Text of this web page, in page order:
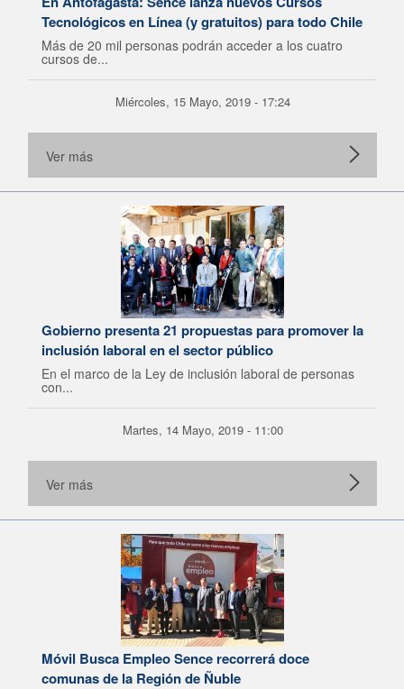
Tecnológicos en Línea (y gratuitos) para todo Chile
Más de 20 mil personas podrán acceder a los cuatro
cursos de...
Miércoles, 15 Mayo, 2019 - 17:24
Ver más
Gobierno presenta 21 propuestas para promover la
inclusión laboral en el sector público
En el marco de la Ley de inclusión laboral de personas
con...
Martes, 14 Mayo, 2019 - 11:00
Ver más
Móvil Busca Empleo Sence recorrerá doce
comunas de la Región de Ñuble